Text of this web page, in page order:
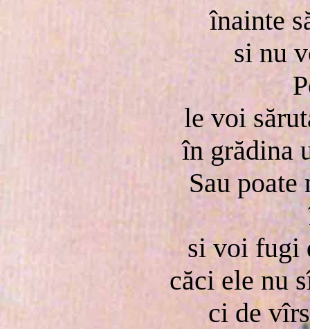
înainte
si nu
le voi
în grădina
Sau poate
si voi fugi
căci ele nu
ci de